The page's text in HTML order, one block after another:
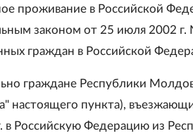
проживание в Российской
законом от 25 июля 2002 г.
граждан в Российской
граждане Республики
настоящего пункта),
в Российскую Федерацию из